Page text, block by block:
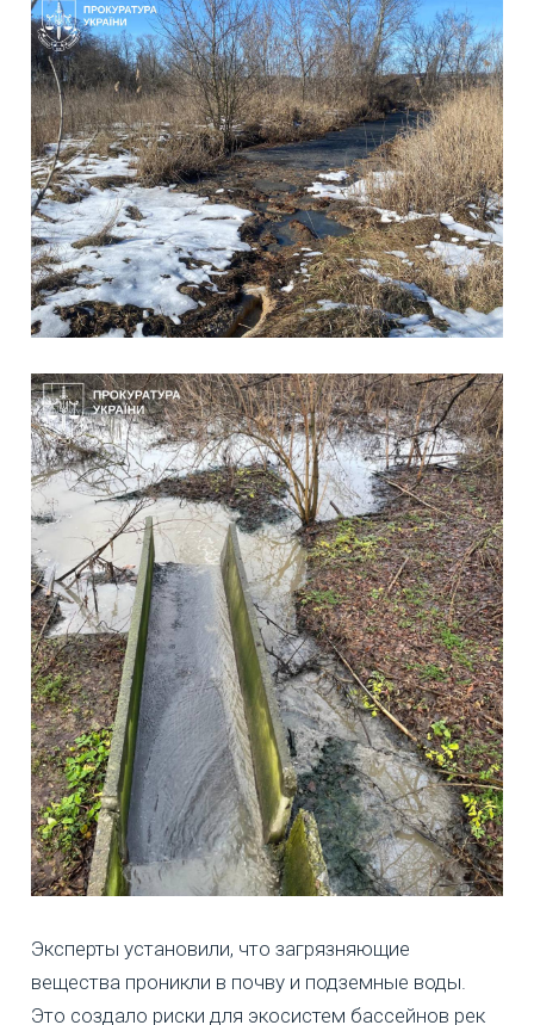
Эксперты установили, что загрязняющие
вещества проникли в почву и подземные воды.
Это создало риски для экосистем бассейнов рек